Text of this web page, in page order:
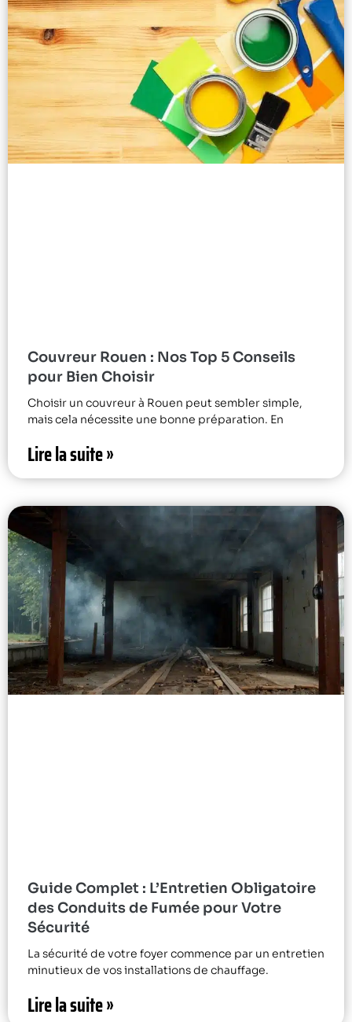
Couvreur Rouen : Nos Top 5 Conseils
pour Bien Choisir
Choisir un couvreur à Rouen peut sembler simple,
mais cela nécessite une bonne préparation. En
Lire la suite »
Guide Complet : L’Entretien Obligatoire
des Conduits de Fumée pour Votre
Sécurité
La sécurité de votre foyer commence par un entretien
minutieux de vos installations de chauffage.
Lire la suite »